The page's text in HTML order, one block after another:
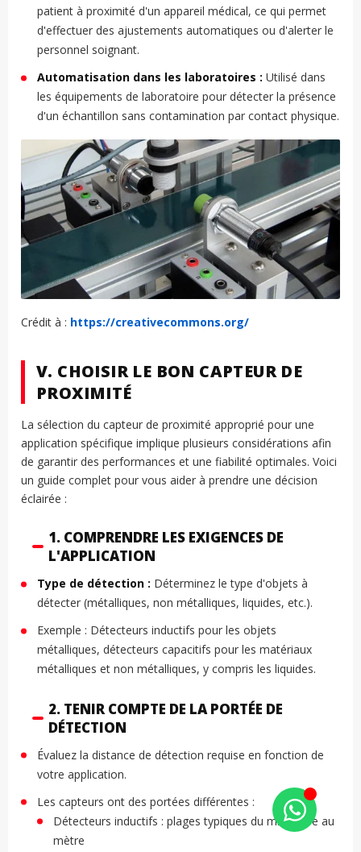
patient à proximité d'un appareil médical, ce qui permet
d'effectuer des ajustements automatiques ou d'alerter le
personnel soignant.
Automatisation dans les laboratoires : Utilisé dans
les équipements de laboratoire pour détecter la présence
d'un échantillon sans contamination par contact physique.
Crédit à : https://creativecommons.org/
V. CHOISIR LE BON CAPTEUR DE
PROXIMITÉ
La sélection du capteur de proximité approprié pour une
application spécifique implique plusieurs considérations afin
de garantir des performances et une fiabilité optimales. Voici
un guide complet pour vous aider à prendre une décision
éclairée :
1. COMPRENDRE LES EXIGENCES DE
L'APPLICATION
Type de détection : Déterminez le type d'objets à
détecter (métalliques, non métalliques, liquides, etc.).
Exemple : Détecteurs inductifs pour les objets
métalliques, détecteurs capacitifs pour les matériaux
métalliques et non métalliques, y compris les liquides.
2. TENIR COMPTE DE LA PORTÉE DE
DÉTECTION
Évaluez la distance de détection requise en fonction de
votre application.
Les capteurs ont des portées différentes :
Détecteurs inductifs : plages typiques du millimètre au
mètre